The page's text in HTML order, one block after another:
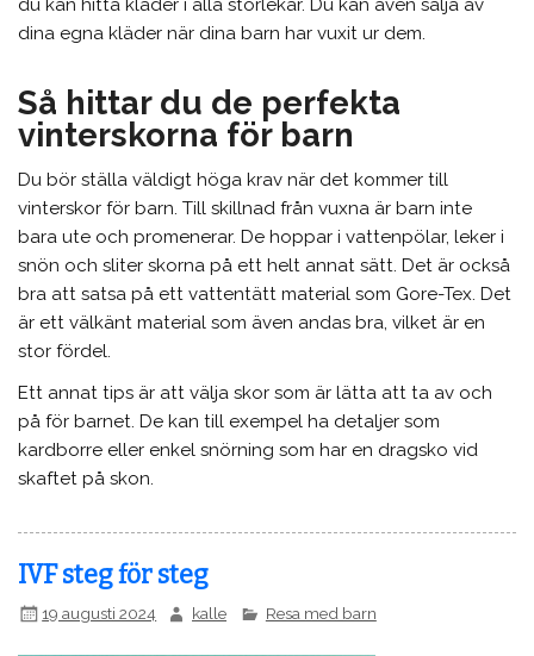
du kan hitta kläder i alla storlekar. Du kan även sälja av
dina egna kläder när dina barn har vuxit ur dem.
Så hittar du de perfekta
vinterskorna för barn
Du bör ställa väldigt höga krav när det kommer till
vinterskor för barn. Till skillnad från vuxna är barn inte
bara ute och promenerar. De hoppar i vattenpölar, leker i
snön och sliter skorna på ett helt annat sätt. Det är också
bra att satsa på ett vattentätt material som Gore-Tex. Det
är ett välkänt material som även andas bra, vilket är en
stor fördel.
Ett annat tips är att välja skor som är lätta att ta av och
på för barnet. De kan till exempel ha detaljer som
kardborre eller enkel snörning som har en dragsko vid
skaftet på skon.
IVF steg för steg
19 augusti 2024 kalle Resa med barn